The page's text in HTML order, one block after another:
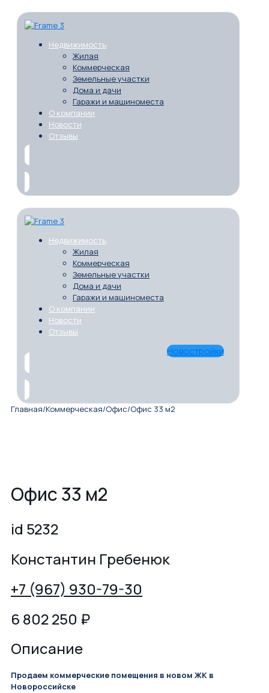
Недвижимость
Жилая
Коммерческая
Земельные участки
Дома и дачи
Гаражи и машиноместа
О компании
Новости
Отзывы
Недвижимость
Жилая
Коммерческая
Земельные участки
Дома и дачи
Гаражи и машиноместа
О компании
Новости
Отзывы
Новостройки
Главная/Коммерческая/Офис/Офис 33 м2
Офис 33 м2
id 5232
Константин Гребенюк
+7 (967) 930-79-30
6 802 250 ₽
Описание
Продаем коммерческие помещения в новом ЖК в
Новороссийске